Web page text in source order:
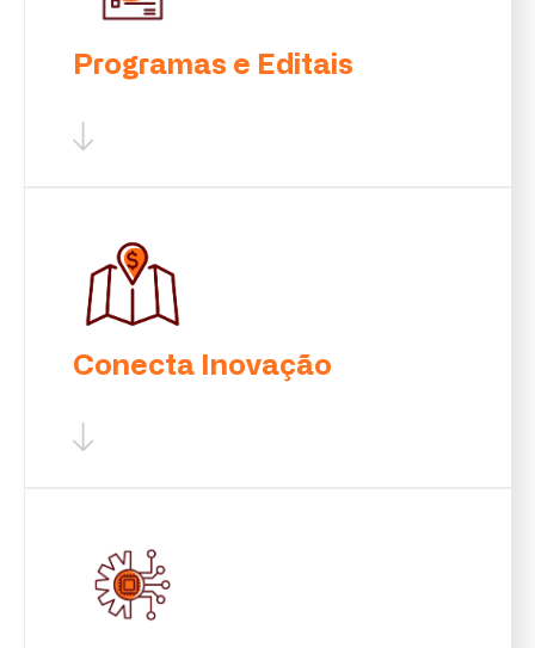
Programas e Editais
Conecta Inovação